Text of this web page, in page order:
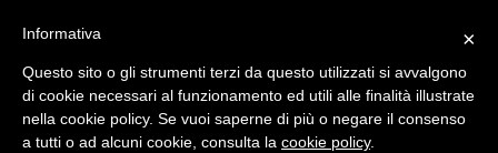
×
Informativa
Questo sito o gli strumenti terzi da questo utilizzati si avvalgono
di cookie necessari al funzionamento ed utili alle finalità illustrate
nella cookie policy. Se vuoi saperne di più o negare il consenso
a tutti o ad alcuni cookie, consulta la cookie policy.